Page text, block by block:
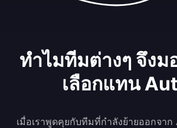
ทำไมทีมต่างๆ จึงม
เลือกแทน
เมื่อเราพูดคุยกับทีมที่กำลังย้ายออกจา